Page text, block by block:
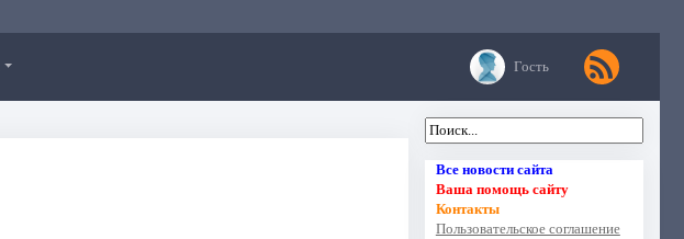
Гость
Все новости сайта
Ваша помощь сайту
Контакты
Пользовательское соглашение